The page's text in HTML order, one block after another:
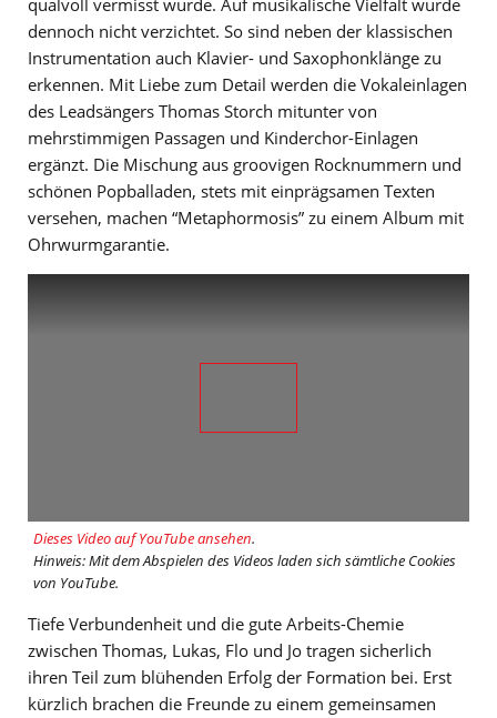
dennoch nicht verzichtet. So sind neben der klassischen
Instrumentation auch Klavier- und Saxophonklänge zu
erkennen. Mit Liebe zum Detail werden die Vokaleinlagen
des Leadsängers Thomas Storch mitunter von
mehrstimmigen Passagen und Kinderchor-Einlagen
ergänzt. Die Mischung aus groovigen Rocknummern und
schönen Popballaden, stets mit einprägsamen Texten
versehen, machen “Metaphormosis” zu einem Album mit
Ohrwurmgarantie.
Dieses Video auf YouTube ansehen.
Hinweis: Mit dem Abspielen des Videos laden sich sämtliche Cookies
von YouTube.
Tiefe Verbundenheit und die gute Arbeits-Chemie
zwischen Thomas, Lukas, Flo und Jo tragen sicherlich
ihren Teil zum blühenden Erfolg der Formation bei. Erst
kürzlich brachen die Freunde zu einem gemeinsamen